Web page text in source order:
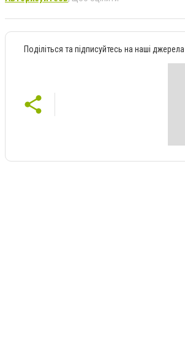
Поділіться та підписуйтесь на наші джерела